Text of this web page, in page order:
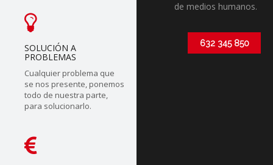
SOLUCIÓN A
PROBLEMAS
Cualquier problema que
se nos presente, ponemos
todo de nuestra parte,
para solucionarlo.
de medios humanos.
632 345 850